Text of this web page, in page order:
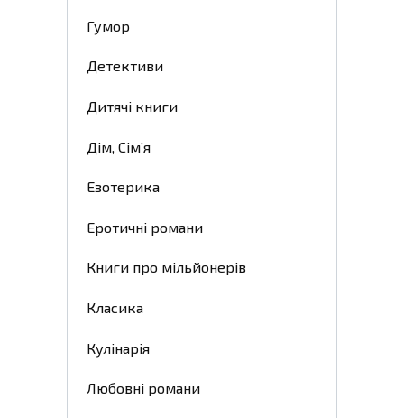
Гумор
Детективи
Дитячі книги
Дім, Сім’я
Езотерика
Еротичні романи
Книги про мільйонерів
Класика
Кулінарія
Любовні романи